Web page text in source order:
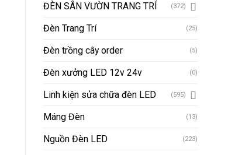
ĐÈN SÂN VƯỜN TRANG TRÍ (372)
Đèn Trang Trí (25)
Đèn trồng cây order (5)
Đèn xưởng LED 12v 24v (0)
Linh kiện sửa chữa đèn LED (595)
Máng Đèn (13)
Nguồn Đèn LED (223)